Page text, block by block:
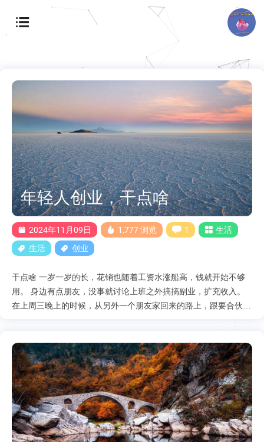
年轻人创业，干点啥
2024年11月09日 1,777 浏览 1 生活
生活 创业
干点啥 一岁一岁的长，花销也随着工资水涨船高，钱就开始不够
用。 身边有点朋友，没事就讨论上班之外搞搞副业，扩充收入。
在上周三晚上的时候，从另外一个朋友家回来的路上，跟要合伙的
朋友商量干点啥。卖煎饼、卖提拉米苏、拍短视频，一个一个想，
仅得有技术，还需要相应的设备，暂时还不想下多少本。短视频多
少有点放不开，也不知道拍什么。 又能挣钱，下的本还不多，那
就只能是摆摊。因为我家里是搞水果批发，就建议不如摆摊卖水果
吧，这样售前售后也有保障，进价也就是个成本价，到时候要是卖
不完，还能退回去。 说干就干 卖什么已经解决，现在需要思考的
就是在哪里卖。朋友在沙河的村子里，人流量不少，但是同行比较
多，我们小打小闹不一定好干，先作为备选。我家在朱辛庄地铁站